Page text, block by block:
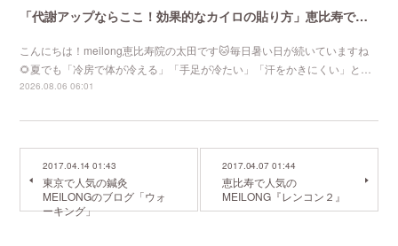
「代謝アップならここ！効果的なカイロの貼り方」恵比寿で口コミNo 1美容鍼灸ならmeilong
こんにちは！meilong恵比寿院の太田です🐱毎日暑い日が続いていますね
🌻夏でも「冷房で体が冷える」「手足が冷たい」「汗をかきにくい」と…
2026.08.06 06:01
2017.04.14 01:43
東京で人気の鍼灸
MEILONGのブログ「ウォ
ーキング」
2017.04.07 01:44
恵比寿で人気の
MEILONG『レンコン２』